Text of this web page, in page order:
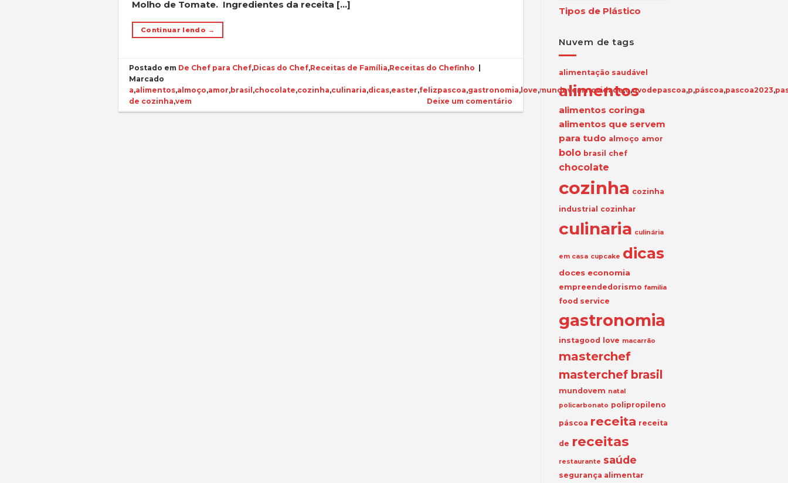
Molho de Tomate. Ingredientes da receita […]
Continuar lendo →
Postado em De Chef para Chef,Dicas do Chef,Receitas de Família,Receitas do Chefinho |
Marcado
a,alimentos,almoço,amor,brasil,chocolate,cozinha,culinaria,dicas,easter,felizpascoa,gastronomia,love,mundovem,novidade,o,ovodepascoa,p,páscoa,pascoa2023,
de cozinha,vem Deixe um comentário
Tipos de Plástico
Nuvem de tags
alimentação saudável
alimentos
alimentos coringa
alimentos que servem
para tudo almoço amor
bolo brasil chef
chocolate
cozinha cozinha
industrial
cozinhar
culinaria culinária
em casa cupcake dicas
doces economia
empreendedorismo familia
food service
gastronomia
instagood love macarrão
masterchef
masterchef brasil
mundovem natal
policarbonato polipropileno
páscoa receita receita
de receitas
restaurante saúde
segurança alimentar